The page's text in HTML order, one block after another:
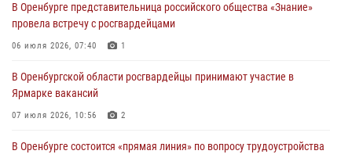
23 июля 2026, 10:34
В Оренбурге представительница российского общества «Знание»
провела встречу с росгвардейцами
06 июля 2026, 07:40 1
В Оренбургской области росгвардейцы принимают участие в
Ярмарке вакансий
07 июля 2026, 10:56 2
В Оренбурге состоится «прямая линия» по вопросу трудоустройства